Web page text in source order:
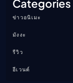
Categories
ข่าวอนิเมะ
มังงะ
รีวิว
อีเวนต์